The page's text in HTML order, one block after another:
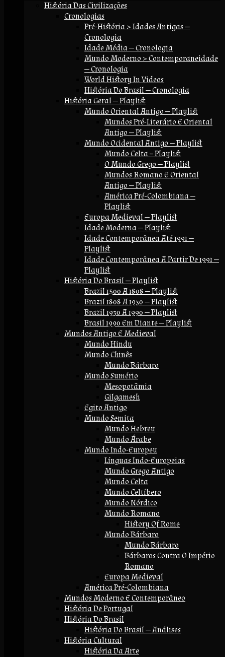
História Das Civilizações
Cronologias
Pré-História > Idades Antigas —
Cronologia
Idade Média — Cronologia
Mundo Moderno > Contemporaneidade
— Cronologia
World History In Videos
História Do Brasil — Cronologia
História Geral — Playlist
Mundo Oriental Antigo — Playlist
Mundos Pré-Literário E Oriental
Antigo — Playlist
Mundo Ocidental Antigo — Playlist
Mundo Celta – Playlist
O Mundo Grego — Playlist
Mundos Romano E Oriental
Antigo — Playlist
América Pré-Colombiana —
Playlist
Europa Medieval — Playlist
Idade Moderna — Playlist
Idade Contemporânea Até 1991 —
Playlist
Idade Contemporânea A Partir De 1991 —
Playlist
História Do Brasil — Playlist
Brazil 1500 A 1808 — Playlist
Brazil 1808 A 1930 — Playlist
Brazil 1930 A 1990 — Playlist
Brasil 1990 Em Diante — Playlist
Mundos Antigo E Medieval
Mundo Hindu
Mundo Chinês
Mundo Bárbaro
Mundo Sumério
Mesopotãmia
Gilgamesh
Egito Antigo
Mundo Semita
Mundo Hebreu
Mundo Árabe
Mundo Indo-Europeu
Línguas Indo-Europeias
Mundo Grego Antigo
Mundo Celta
Mundo Celtíbero
Mundo Nórdico
Mundo Romano
History Of Rome
Mundo Bárbaro
Mundo Bárbaro
Bárbaros Contra O Império
Romano
Europa Medieval
América Pré-Colombiana
Mundos Moderno E Contemporâneo
História De Portugal
História Do Brasil
História Do Brasil — Análises
História Cultural
História Da Arte